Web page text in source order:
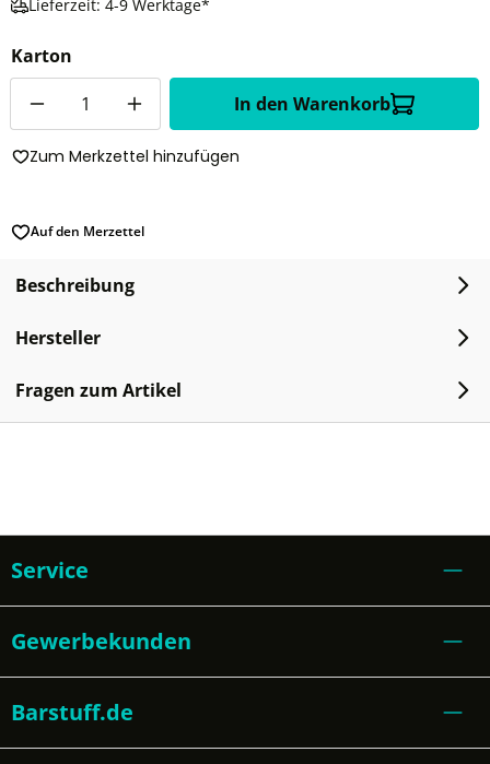
Lieferzeit: 4-9 Werktage*
Karton
In den Warenkorb
Zum Merkzettel hinzufügen
Auf den Merzettel
Beschreibung
Hersteller
Fragen zum Artikel
Service
Gewerbekunden
Barstuff.de